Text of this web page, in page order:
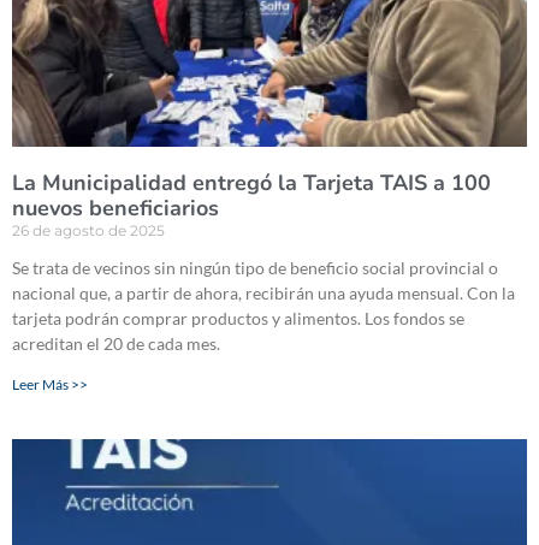
La Municipalidad entregó la Tarjeta TAIS a 100
nuevos beneficiarios
26 de agosto de 2025
Se trata de vecinos sin ningún tipo de beneficio social provincial o
nacional que, a partir de ahora, recibirán una ayuda mensual. Con la
tarjeta podrán comprar productos y alimentos. Los fondos se
acreditan el 20 de cada mes.
Leer Más >>